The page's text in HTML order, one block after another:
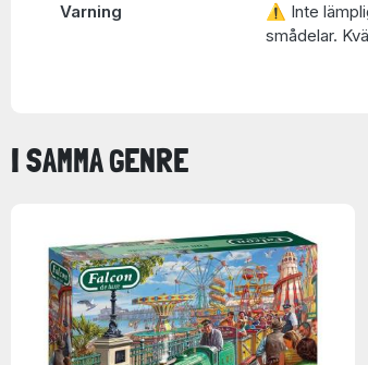
Varning
⚠ Inte
smådelar.
I SAMMA GENRE